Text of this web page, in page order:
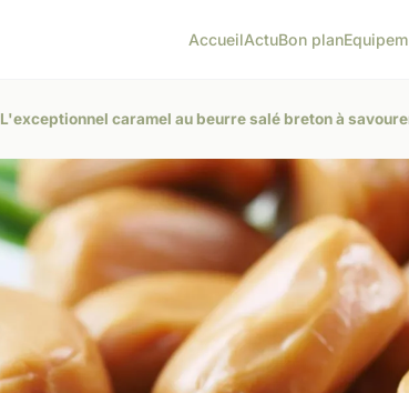
AccueilActuBon plan
L'exceptionnel caramel au beurre salé breton à